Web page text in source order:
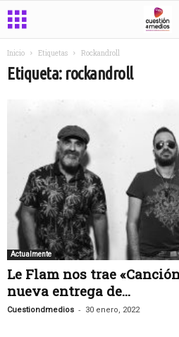
Inicio Etiquetas Rockandroll
Etiqueta: rockandroll
Actualmente
Le Flam nos trae
nueva entrega de...
Cuestiondmedios - 30 enero, 2022